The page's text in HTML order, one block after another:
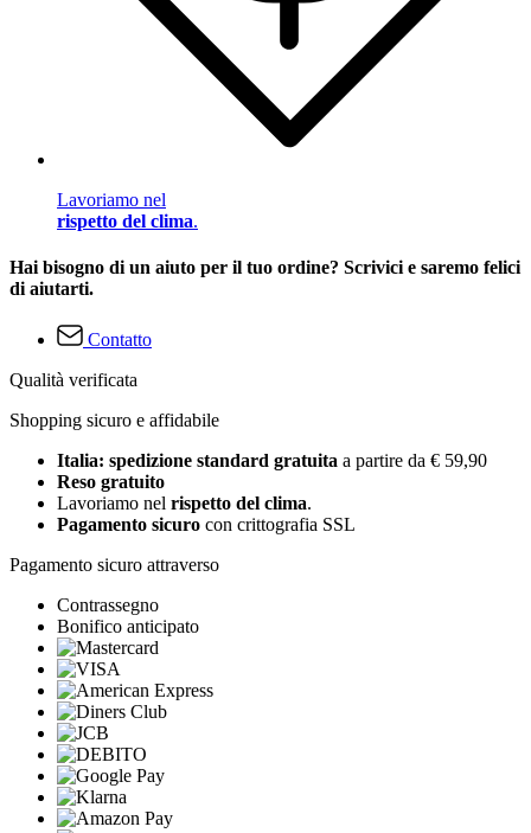
Lavoriamo nel
rispetto del clima.
Hai bisogno di un aiuto per il tuo ordine? Scrivici e saremo felici
di aiutarti.
Contatto
Qualità verificata
Shopping sicuro e affidabile
Italia: spedizione standard gratuita a partire da € 59,90
Reso gratuito
Lavoriamo nel rispetto del clima.
Pagamento sicuro con crittografia SSL
Pagamento sicuro attraverso
Contrassegno
Bonifico anticipato